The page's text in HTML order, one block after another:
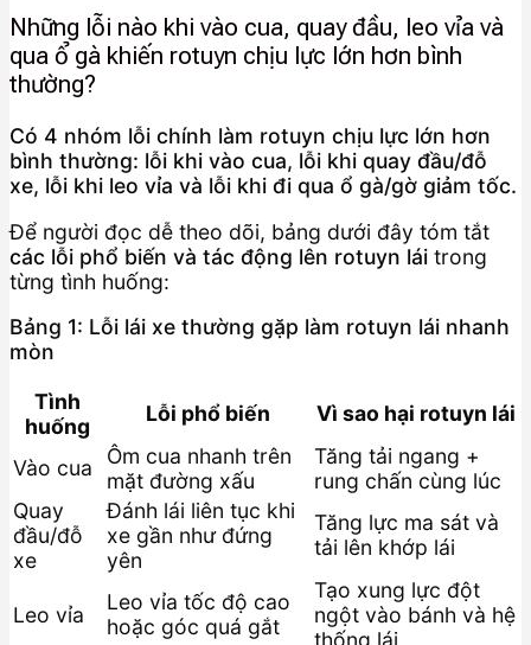
Những lỗi nào khi vào cua, quay đầu, leo vỉa và
qua ổ gà khiến rotuyn chịu lực lớn hơn bình
thường?
Có 4 nhóm lỗi chính làm rotuyn chịu lực lớn hơn
bình thường: lỗi khi vào cua, lỗi khi quay đầu/đỗ
xe, lỗi khi leo vỉa và lỗi khi đi qua ổ gà/gờ giảm tốc.
Để người đọc dễ theo dõi, bảng dưới đây tóm tắt
các lỗi phổ biến và tác động lên rotuyn lái trong
từng tình huống:
Bảng 1: Lỗi lái xe thường gặp làm rotuyn lái nhanh
mòn
Tình
huống
Lỗi phổ biến Vì sao hại rotuyn lái
Vào cua
Ôm cua nhanh trên
mặt đường xấu
Tăng tải ngang +
rung chấn cùng lúc
Quay
đầu/đỗ
xe
Đánh lái liên tục khi
xe gần như đứng
yên
Tăng lực ma sát và
tải lên khớp lái
Leo vỉa
Leo vỉa tốc độ cao
hoặc góc quá gắt
Tạo xung lực đột
ngột vào bánh và hệ
thống lái